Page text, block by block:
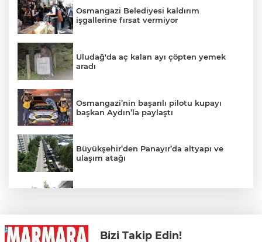
Osmangazi Belediyesi kaldırım
işgallerine fırsat vermiyor
Uludağ'da aç kalan ayı çöpten yemek
aradı
Osmangazi’nin başarılı pilotu kupayı
başkan Aydın’la paylaştı
Büyükşehir’den Panayır’da altyapı ve
ulaşım atağı
Bizi Takip Edin!